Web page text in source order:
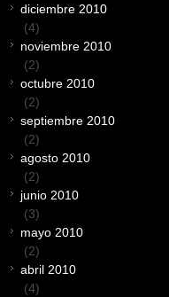
diciembre 2010
(4)
noviembre 2010
(2)
octubre 2010
(2)
septiembre 2010
(2)
agosto 2010
(2)
junio 2010
(3)
mayo 2010
(2)
abril 2010
(4)